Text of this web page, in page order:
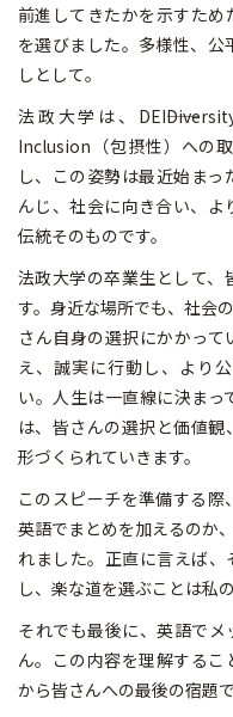
前進してきたかを示すた
を選びました。多様性、
しとして。
法政大学は、
Inclusion（包摂性）への
し、この姿勢は最近始ま
んじ、社会に向き合い、
伝統そのものです。
法政大学の卒業生として、
す。身近な場所でも、社会
さん自身の選択にかかっ
え、誠実に行動し、より
い。人生は一直線に決ま
は、皆さんの選択と価値
形づくられていきます。
このスピーチを準備する
英語でまとめを加えるのか
れました。正直に言えば
し、楽な道を選ぶことは私
それでも最後に、英語で
ん。この内容を理解する
から皆さんへの最後の宿題で